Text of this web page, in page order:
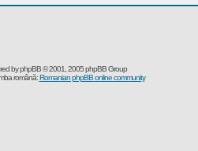
byphpBB© 2001, 2005 phpBB Group
română:Romanian phpBB online community